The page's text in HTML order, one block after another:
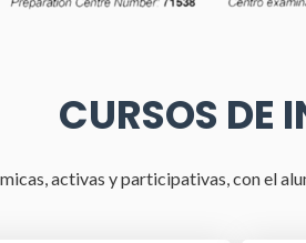
CURSOS DE
activas y participativas, con el